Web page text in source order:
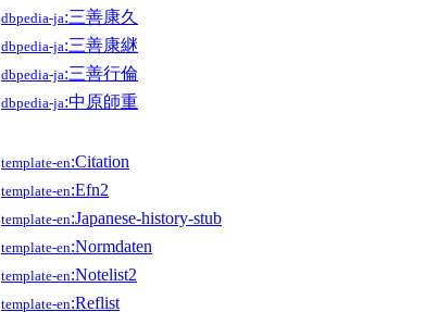
dbpedia-ja:三善康久
dbpedia-ja:三善康継
dbpedia-ja:三善行倫
dbpedia-ja:中原師重
template-en:Citation
template-en:Efn2
template-en:Japanese-history-stub
template-en:Normdaten
template-en:Notelist2
template-en:Reflist